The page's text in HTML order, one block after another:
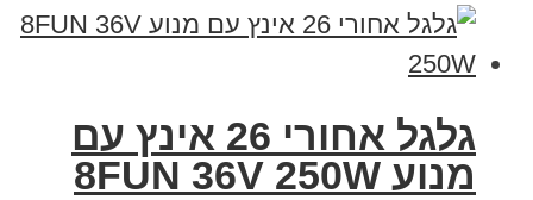
גלגל אחורי 26 אינץ עם
מנוע 8FUN 36V 250W